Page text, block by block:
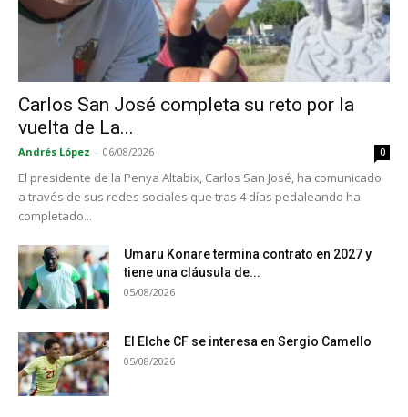
Carlos San José completa su reto por la
vuelta de La...
Andrés López - 06/08/2026 0
El presidente de la Penya Altabix, Carlos San José, ha comunicado
a través de sus redes sociales que tras 4 días pedaleando ha
completado...
Umaru Konare termina contrato en 2027 y
tiene una cláusula de...
05/08/2026
El Elche CF se interesa en Sergio Camello
05/08/2026